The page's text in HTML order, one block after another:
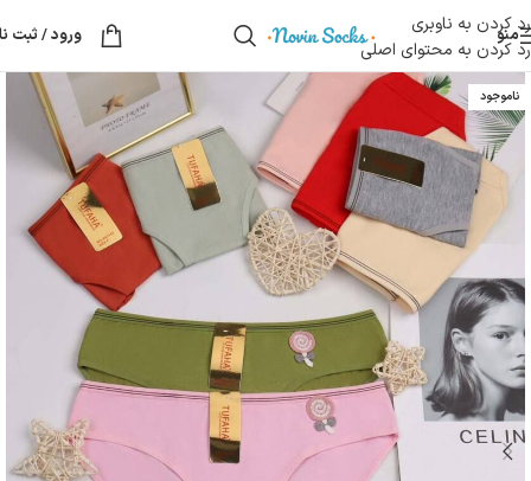
رد کردن به ناوبری
رد کردن به محتوای اصلی
منو ورود / ثبت
ناموجود